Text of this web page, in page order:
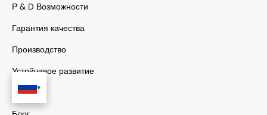
Р & D Возможности
Гарантия качества
Производство
Устойчивое развитие
Случаи